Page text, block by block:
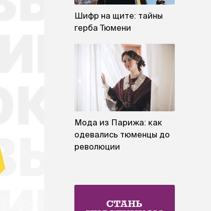
Шифр на щите: тайны
герба Тюмени
Мода из Парижа: как
одевались тюменцы до
революции